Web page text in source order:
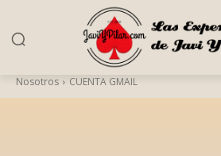
Nosotros CUENTA GMAIL